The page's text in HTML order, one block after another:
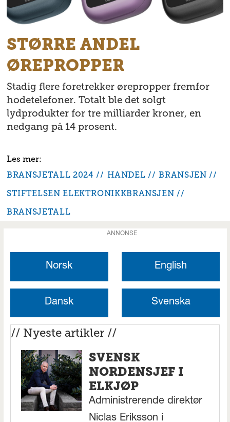
STØRRE ANDEL
ØREPROPPER
Stadig flere foretrekker ørepropper fremfor
hodetelefoner. Totalt ble det solgt
lydprodukter for tre milliarder kroner, en
nedgang på 14 prosent.
BRANSJETALL 2024 HANDEL
BRANSJEN
STIFTELSEN ELEKTRONIKKBRANSJEN
BRANSJETALL
ANNONSE
Norsk English
Dansk Svenska
// Nyeste artikler //
SVENSK
NORDENSJEF I
ELKJØP
Administrerende direktør
Niclas Eriksson i